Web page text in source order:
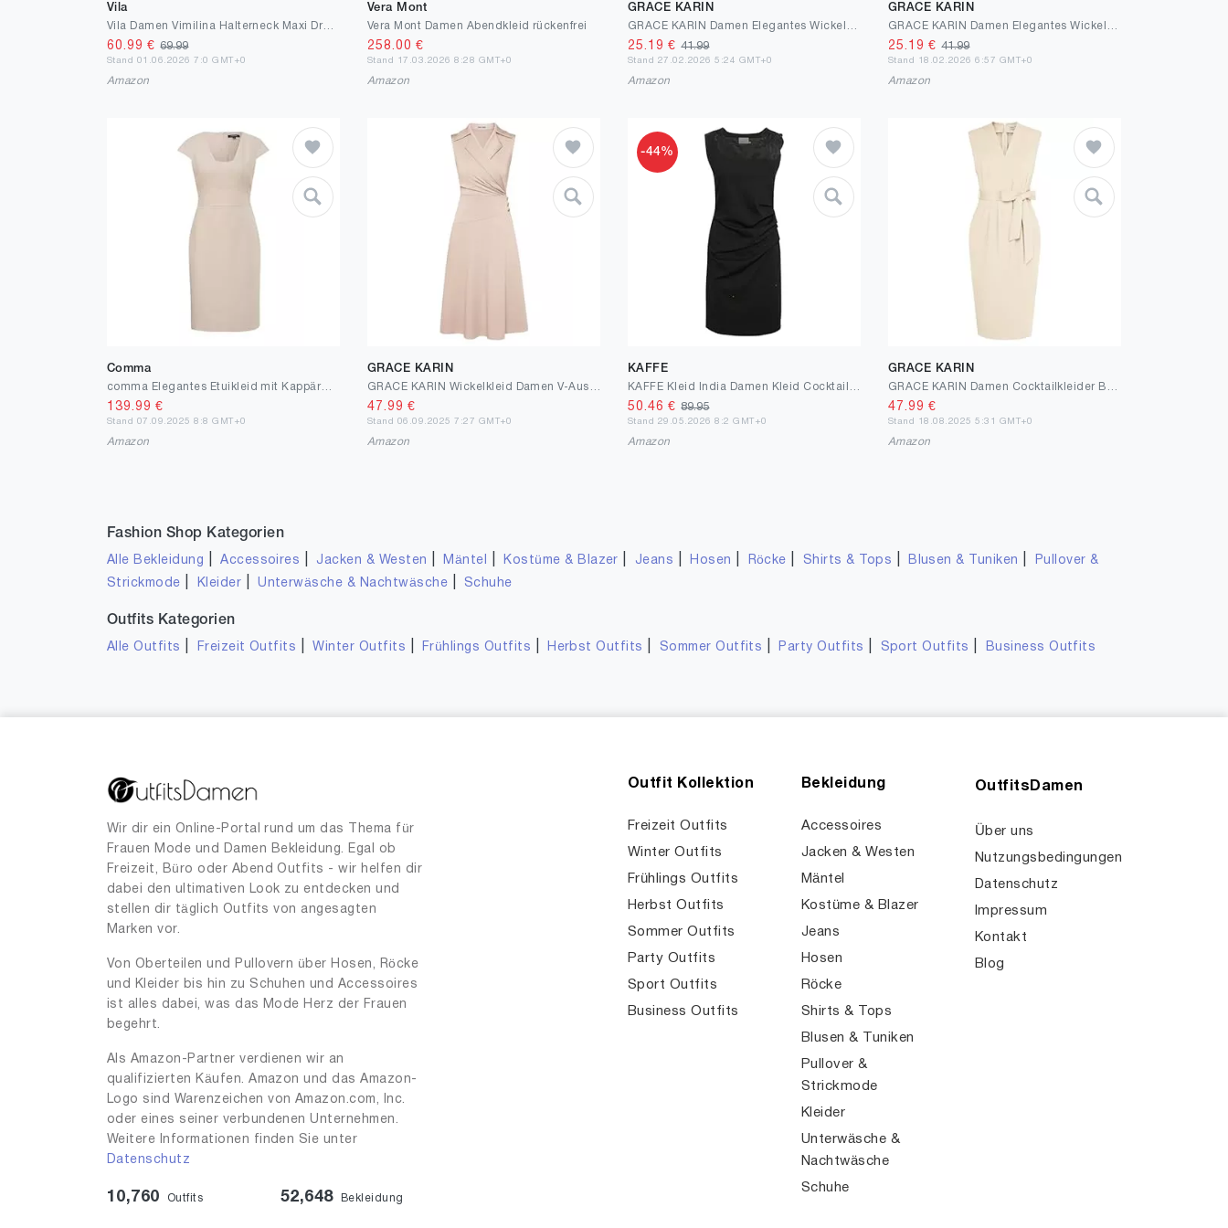
Vila
Vila Damen Vimilina Halterneck Maxi Dress - Noos Abendkleid (1er Pack)
60.99 €69.99
Stand 01.06.2026 7:0 GMT+0
Amazon
Vera Mont
Vera Mont Damen Abendkleid rückenfrei
258.00 €
Stand 17.03.2026 8:28 GMT+0
Amazon
GRACE KARIN
25.19 €41.99
Stand 27.02.2026 5:24 GMT+0
Amazon
GRACE KARIN
25.19 €41.99
Stand 18.02.2026 6:57 GMT+0
Amazon
Comma
comma Elegantes Etuikleid mit Kappärmeln
139.99 €
Stand 07.09.2025 8:8 GMT+0
Amazon
GRACE KARIN
47.99 €
Stand 06.09.2025 7:27 GMT+0
Amazon
-44%
KAFFE
50.46 €89.95
Stand 29.05.2026 8:2 GMT+0
Amazon
GRACE KARIN
47.99 €
Stand 18.08.2025 5:31 GMT+0
Amazon
Fashion Shop Kategorien
Alle Bekleidung |Accessoires Jacken & Westen Mäntel Kostüme & Blazer Jeans Hosen Röcke Shirts & Tops Blusen & Tuniken
Pullover &
Strickmode
Kleider |Unterwäsche & Nachtwäsche Schuhe
Outfits Kategorien
Alle Outfits Freizeit Outfits |Winter Outfits Frühlings Outfits Herbst Outfits Sommer Outfits Party Outfits Sport Outfits Business Outfits
Wir dir ein Online-Portal rund um das Thema für
Frauen Mode und Damen Bekleidung. Egal ob
Freizeit, Büro oder Abend Outfits - wir helfen dir
dabei den ultimativen Look zu entdecken und
stellen dir täglich Outfits von angesagten
Marken vor.
Von Oberteilen und Pullovern über Hosen, Röcke
und Kleider bis hin zu Schuhen und Accessoires
ist alles dabei, was das Mode Herz der Frauen
begehrt.
Als Amazon-Partner verdienen wir an
qualifizierten Käufen. Amazon und das Amazon-
Logo sind Warenzeichen von Amazon.com, Inc.
oder eines seiner verbundenen Unternehmen.
Weitere Informationen finden Sie unter
Datenschutz
10,760 Outfits 52,648 Bekleidung
Outfit Kollektion
Freizeit Outfits
Winter Outfits
Frühlings Outfits
Herbst Outfits
Sommer Outfits
Party Outfits
Sport Outfits
Business Outfits
Bekleidung
Accessoires
Jacken & Westen
Mäntel
Kostüme & Blazer
Jeans
Hosen
Röcke
Shirts & Tops
Blusen & Tuniken
Pullover &
Strickmode
Kleider
Unterwäsche &
Nachtwäsche
Schuhe
OutfitsDamen
Über uns
Nutzungsbedingungen
Datenschutz
Impressum
Kontakt
Blog